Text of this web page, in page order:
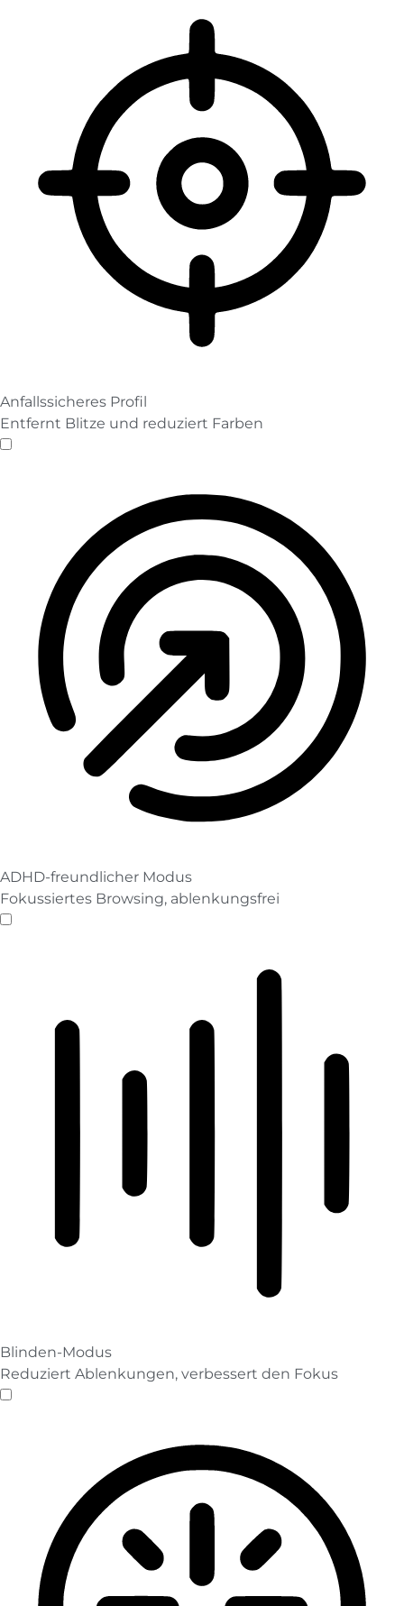
Anfallssicheres Profil
Entfernt Blitze und reduziert Farben
Anfallssicheres Profil
ADHD-freundlicher Modus
Fokussiertes Browsing, ablenkungsfrei
ADHD-freundlicher Modus
Blinden-Modus
Reduziert Ablenkungen, verbessert den Fokus
Blinden-Modus